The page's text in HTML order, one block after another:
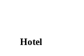
Hotel